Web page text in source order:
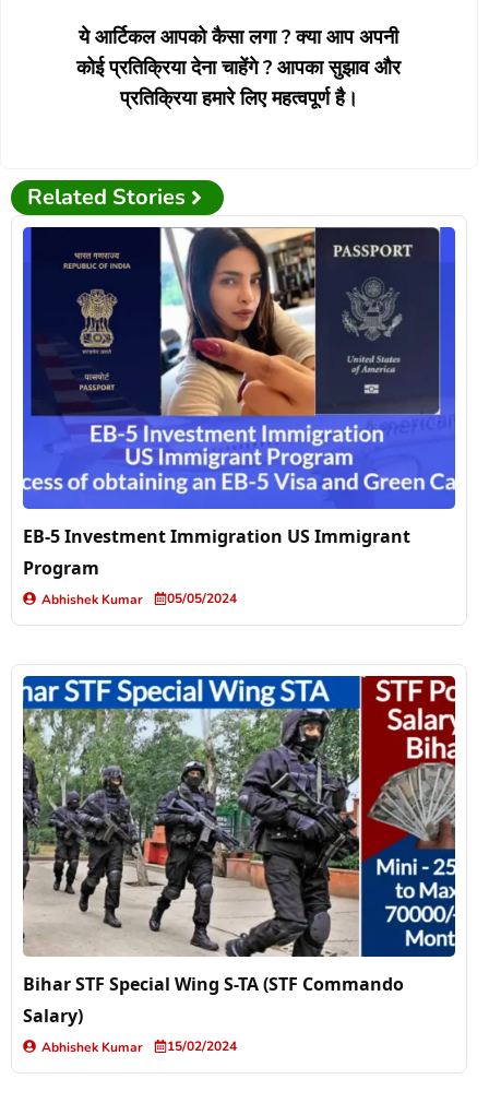
ये आर्टिकल आपको कैसा लगा ? क्या आप अपनी
कोई प्रतिक्रिया देना चाहेंगे ? आपका सुझाव और
प्रतिक्रिया हमारे लिए महत्वपूर्ण है।
Related Stories
EB-5 Investment Immigration US Immigrant
Program
Abhishek Kumar 05/05/2024
Bihar STF Special Wing S-TA (STF Commando
Salary)
Abhishek Kumar 15/02/2024